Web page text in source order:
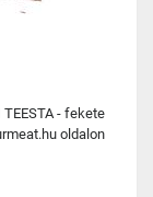
TEESTA - fekete
oldalon